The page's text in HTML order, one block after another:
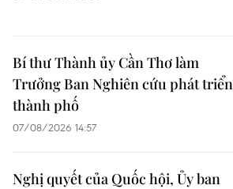
Bí thư Thành ủy Cần Thơ làm
Trưởng Ban Nghiên cứu phát triển
thành phố
07/08/2026 14:57
Nghị quyết của Quốc hội, Ủy ban